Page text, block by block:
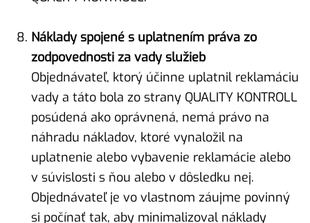
Náklady spojené s uplatnením práva zo
zodpovednosti za vady služieb
Objednávateľ, ktorý účinne uplatnil reklamáciu
vady a táto bola zo strany QUALITY KONTROLL
posúdená ako oprávnená, nemá právo na
náhradu nákladov, ktoré vynaložil na
uplatnenie alebo vybavenie reklamácie alebo
v súvislosti s ňou alebo v dôsledku nej.
Objednávateľ je vo vlastnom záujme povinný
si počínať tak, aby minimalizoval náklady